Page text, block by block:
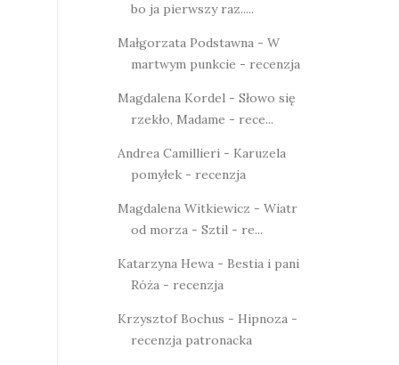
bo ja pierwszy raz.....
Małgorzata Podstawna - W
martwym punkcie - recenzja
Magdalena Kordel - Słowo się
rzekło, Madame - rece...
Andrea Camillieri - Karuzela
pomyłek - recenzja
Magdalena Witkiewicz - Wiatr
od morza - Sztil - re...
Katarzyna Hewa - Bestia i pani
Róża - recenzja
Krzysztof Bochus - Hipnoza -
recenzja patronacka